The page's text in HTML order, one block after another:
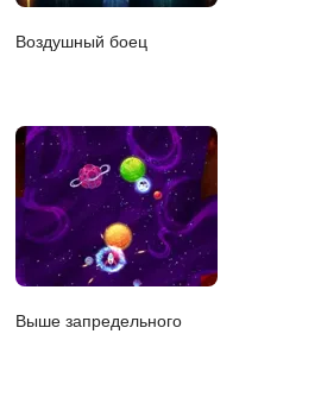
Воздушный боец
Выше запредельного